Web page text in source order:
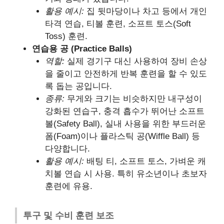
활용 예시: 집 뒷마당이나 차고 등에서 개인
타격 연습, 티볼 훈련, 소프트 토스(Soft
Toss) 훈련.
연습용 공 (Practice Balls)
역할: 실제 경기구 대신 사용하여 장비 손상
을 줄이고 안전하게 반복 훈련을 할 수 있도
록 돕는 공입니다.
종류: 무게와 크기는 비슷하지만 내구성이
강화된 연습구, 충격 흡수가 뛰어난 소프트
볼(Safety Ball), 실내 사용을 위한 부드러운
폼(Foam)이나 플라스틱 공(Wiffle Ball) 등
다양합니다.
활용 예시: 배팅 티, 소프트 토스, 가벼운 캐
치볼 연습 시 사용. 특히 유소년이나 초보자
훈련에 유용.
투구 및 수비 훈련 보조